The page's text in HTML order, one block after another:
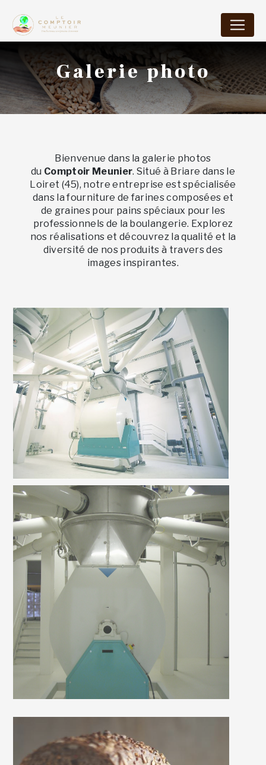
Galerie photo
Bienvenue dans la galerie photos
du Comptoir Meunier. Situé à Briare dans le
Loiret (45), notre entreprise est spécialisée
dans la fourniture de farines composées et
de graines pour pains spéciaux pour les
professionnels de la boulangerie. Explorez
nos réalisations et découvrez la qualité et la
diversité de nos produits à travers des
images inspirantes.